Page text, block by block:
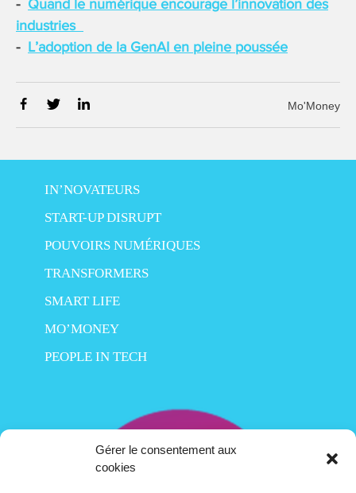
Gérer le consentement aux
cookies
Quand le numérique encourage l’innovation des
industries
L’adoption de la GenAI en pleine poussée
Mo'Money
IN’NOVATEURS
START-UP DISRUPT
POUVOIRS NUMÉRIQUES
TRANSFORMERS
SMART LIFE
MO’MONEY
PEOPLE IN TECH